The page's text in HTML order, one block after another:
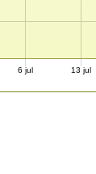
6 jul 13 jul